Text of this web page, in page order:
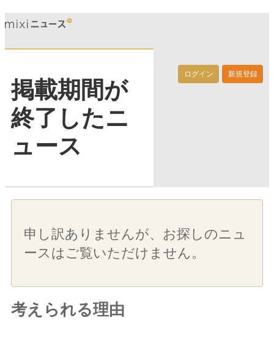
ログイン 新規登録
掲載期間が
終了したニ
ュース
申し訳ありませんが、お探しのニュ
ースはご覧いただけません。
考えられる理由